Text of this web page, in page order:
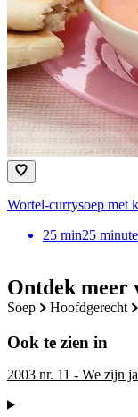
Ontdek meer
soep hoofdgerecht
Ook te zien in
2003 nr. 11 - We zijn
Wortel-currysoep met
25 min25